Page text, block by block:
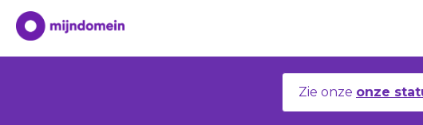
Zie onze onze